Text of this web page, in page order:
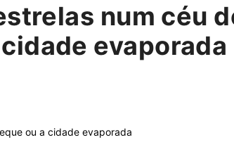
num céu
evaporada